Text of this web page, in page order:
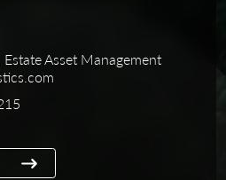
Asset Management